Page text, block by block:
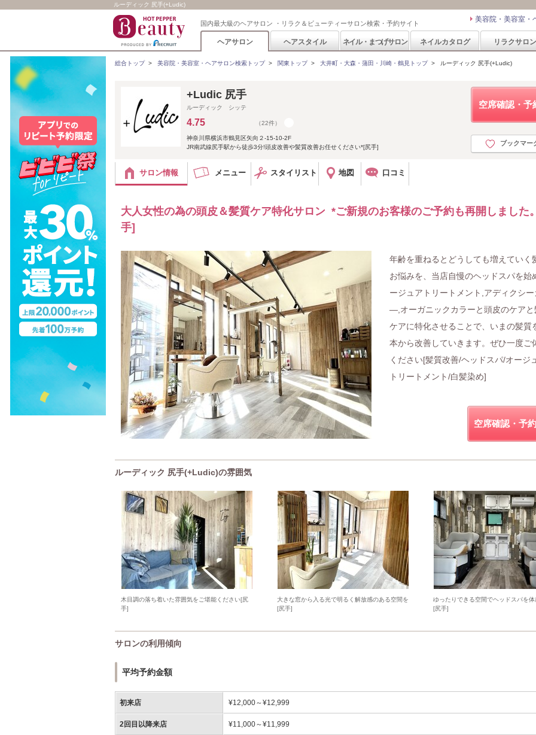
ルーディック 尻手(+Ludic)
国内最大級のヘアサロン ・リラク＆ビューティーサロン検索・予約サイト 美容院・美容室・
ヘアサロン ヘアスタイル ネイル・まつげサロン ネイルカタログ リラクサロン
総合トップ> 美容院・美容室・ヘアサロン検索トップ> 関東トップ> 大井町・大森・蒲田・川崎・鶴見トップ> ルーディック 尻手(+Ludic)
空席確認・予
ブックマー
+Ludic 尻手
ルーディック シッテ
4.75 （22件）
神奈川県横浜市鶴見区矢向２-15-10-2F
JR南武線尻手駅から徒歩3分!頭皮改善や髪質改善お任せください*[尻手]
サロン情報 メニュー スタイリスト 地図 口コミ
大人女性の為の頭皮＆髪質ケア特化サロン *ご新規のお客様のご予約も再開しました
手]
年齢を重ねるとどうしても増えていく
お悩みを、当店自慢のヘッドスパを始
ージュアトリートメント,アディクシー
―,オーガニックカラーと頭皮のケアと
ケアに特化させることで、いまの髪質
本から改善していきます。ぜひ一度ご
ください[髪質改善/ヘッドスパ/オージ
トリートメント/白髪染め]
空席確認・予
ルーディック 尻手(+Ludic)の雰囲気
木目調の落ち着いた雰囲気をご堪能ください[尻
手]
大きな窓から入る光で明るく解放感のある空間を
[尻手]
ゆったりできる空間でヘッドスパを
[尻手]
サロンの利用傾向
平均予約金額
初来店 ¥12,000～¥12,999
2回目以降来店 ¥11,000～¥11,999